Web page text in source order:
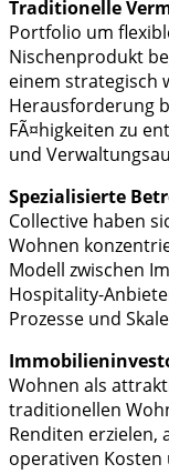
Traditionelle
Portfolio um
Nischenprodukt
einem strategisch
Herausforderung
FÃ¤higkeiten zu
und
Spezialisierte
Collective haben
Wohnen
Modell zwischen
Hospitality-
Prozesse und
Wohnen als
traditionellen
Renditen erzielen,
operativen Kosten